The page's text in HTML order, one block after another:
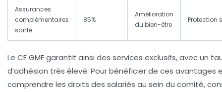
Assurances
complémentaires
santé
85%
Amélioration
du bien-être
Protection
Le CE GMF garantit ainsi des services exclusifs, avec un
d’adhésion très élevé. Pour bénéficier de ces avantages
comprendre les droits des salariés au sein du comité,